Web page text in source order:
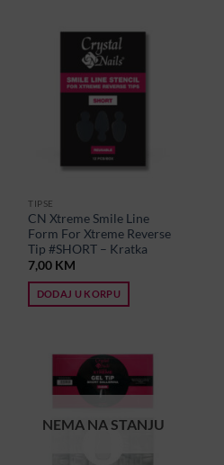
TIPSE
CN Xtreme Smile Line
Form For Xtreme Reverse
Tip #SHORT – Kratka
7,00 KM
DODAJ U KORPU
NEMA NA STANJU